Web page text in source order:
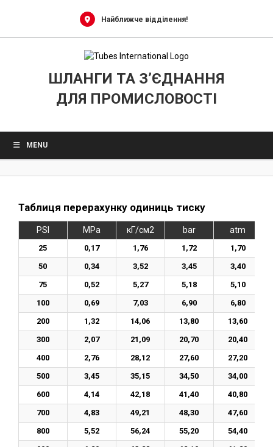
Найближче відділення!
ШЛАНГИ ТА З’ЄДНАННЯ
ДЛЯ ПРОМИСЛОВОСТІ
MENU
Таблиця перерахунку одиниць тиску
PSI MPa кГ/см2 bar atm
25 0,17 1,76 1,72
1,70
50
0,34 3,52 3,45
3,40
75
0,52 5,27 5,18
5,10
100
0,69 7,03 6,90
6,80
200
1,32 14,06 13,80
13,60
300
2,07 21,09 20,70
20,40
400
2,76 28,12 27,60
27,20
500
3,45 35,15 34,50
34,00
600
4,14 42,18 41,40
40,80
700
4,83 49,21 48,30
47,60
800
5,52 56,24 55,20
54,40